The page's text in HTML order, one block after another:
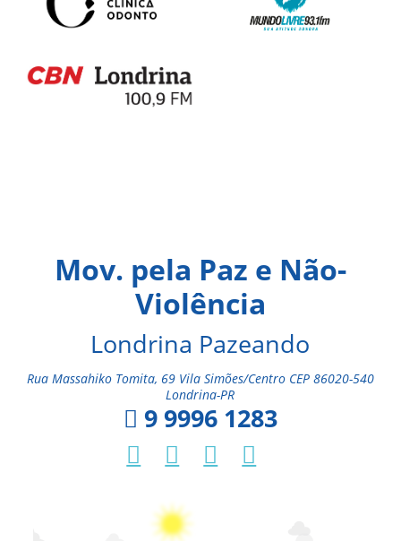
Mov. pela Paz e Não-
Violência
Londrina Pazeando
Rua Massahiko Tomita, 69 Vila Simões/Centro CEP 86020-540
Londrina-PR
9 9996 1283